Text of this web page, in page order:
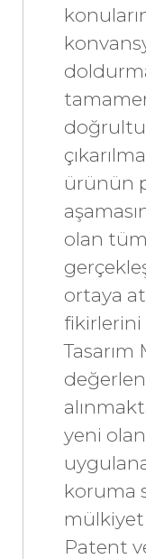
ürünün
olan
ortaya
fikirlerini
Tasarım
yeni
koruma
mülkiyet
Patent